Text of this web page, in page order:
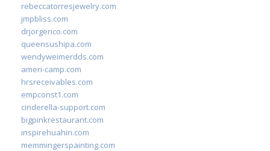
rebeccatorresjewelry.com
jmpbliss.com
drjorgerico.com
queensushipa.com
wendyweimerdds.com
ameri-camp.com
hrsreceivables.com
empconst1.com
cinderella-support.com
bigpinkrestaurant.com
inspirehuahin.com
memmingerspainting.com